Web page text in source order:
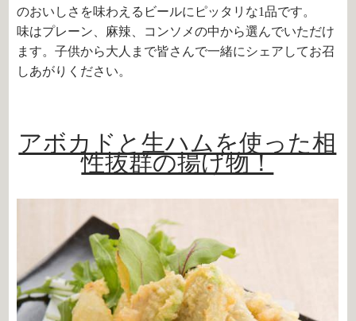
のおいしさを味わえるビールにピッタリな1品です。
味はプレーン、麻辣、コンソメの中から選んでいただけ
ます。子供から大人まで皆さんで一緒にシェアしてお召
しあがりください。
アボカドと生ハムを使った相
性抜群の揚げ物！